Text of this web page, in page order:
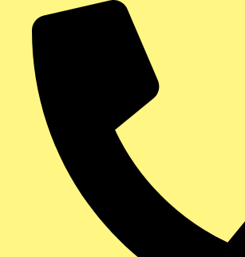
contenu